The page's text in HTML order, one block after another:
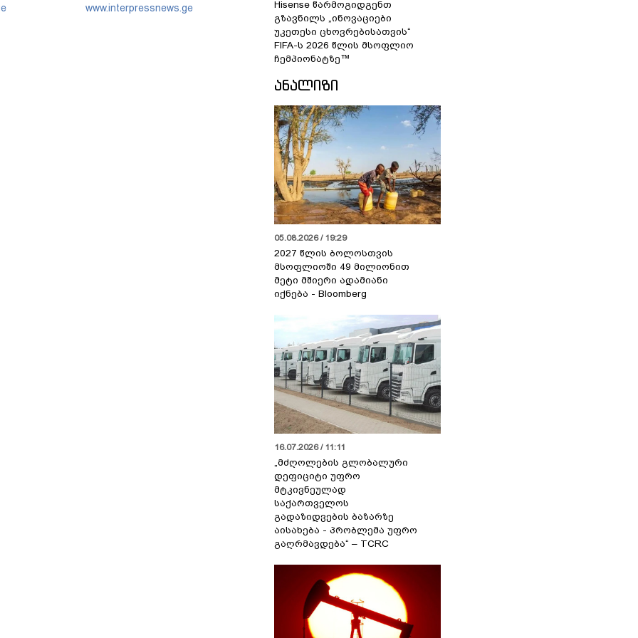
საქმეზე წარდგენილი რიგით
მეოთხე საჩივარი
www.interpressnews.ge
Hisense წარმოგიდგენთ
გზავნილს „ინოვაციები
უკეთესი ცხოვრებისათვის“
FIFA-ს 2026 წლის მსოფლიო
ჩემპიონატზე™
ᲐᲜᲐᲚᲘᲖᲘ
05.08.2026 / 19:29
2027 წლის ბოლოსთვის
მსოფლიოში 49 მილიონით
მეტი მშიერი ადამიანი
იქნება - Bloomberg
16.07.2026 / 11:11
„მძღოლების გლობალური
დეფიციტი უფრო
მტკივნეულად
საქართველოს
გადაზიდვების ბაზარზე
აისახება - პრობლემა უფრო
გაღრმავდება“ – TCRC